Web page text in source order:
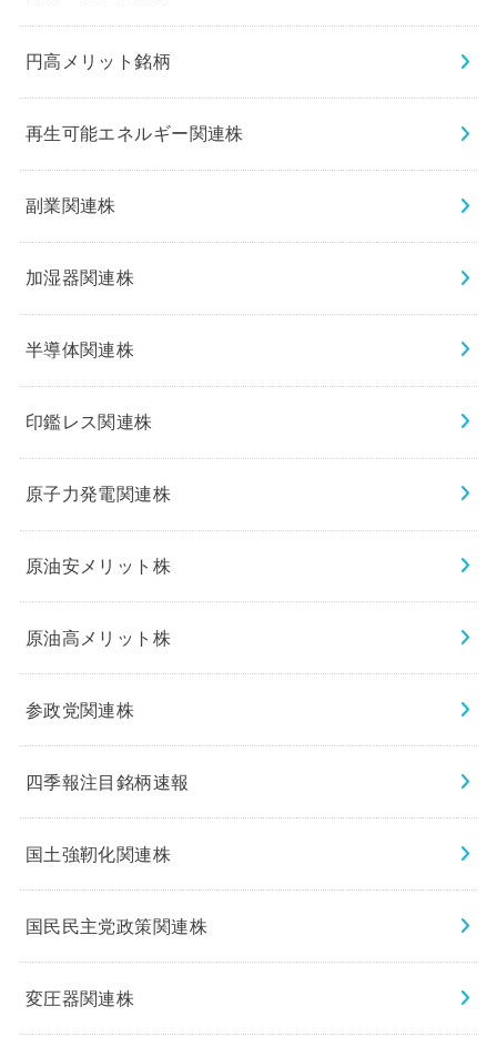
円高メリット銘柄
再生可能エネルギー関連株
副業関連株
加湿器関連株
半導体関連株
印鑑レス関連株
原子力発電関連株
原油安メリット株
原油高メリット株
参政党関連株
四季報注目銘柄速報
国土強靭化関連株
国民民主党政策関連株
変圧器関連株